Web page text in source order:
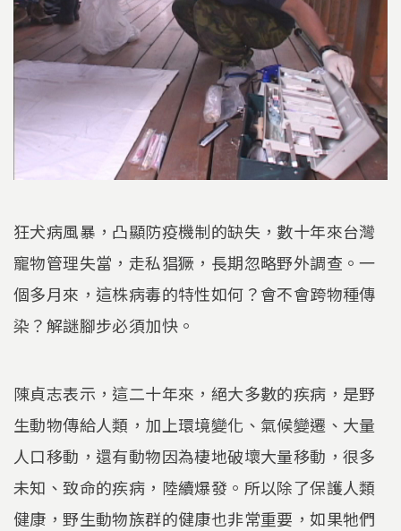
狂犬病風暴，凸顯防疫機制的缺失，數十年來台灣
寵物管理失當，走私猖獗，長期忽略野外調查。一
個多月來，這株病毒的特性如何？會不會跨物種傳
染？解謎腳步必須加快。
陳貞志表示，這二十年來，絕大多數的疾病，是野
生動物傳給人類，加上環境變化、氣候變遷、大量
人口移動，還有動物因為棲地破壞大量移動，很多
未知、致命的疾病，陸續爆發。所以除了保護人類
健康，野生動物族群的健康也非常重要，如果牠們